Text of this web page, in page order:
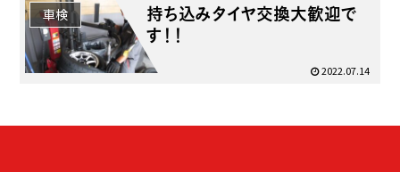
車検
持ち込みタイヤ交換大歓迎で
す！！
2022.07.14